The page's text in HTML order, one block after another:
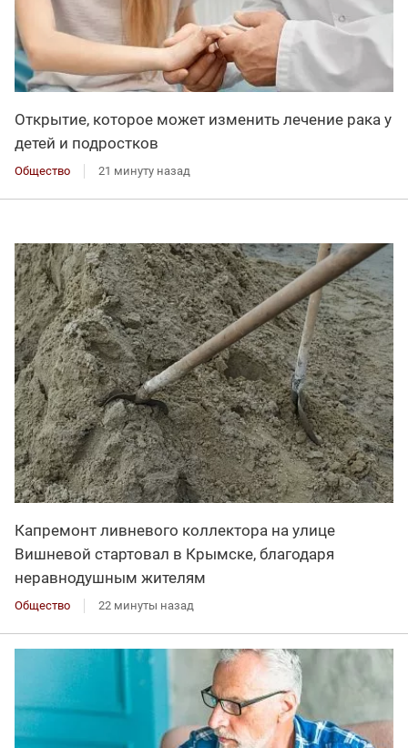
Открытие, которое может изменить лечение рака у
детей и подростков
Общество 21 минуту назад
Капремонт ливневого коллектора на улице
Вишневой стартовал в Крымске, благодаря
неравнодушным жителям
Общество 22 минуты назад